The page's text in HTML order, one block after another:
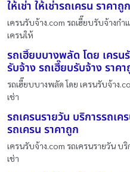
ให้เช่า ให้เช่ารถเครน ราคาถูก
เครนรับจ้าง.com รถเฮี๊ยบรับจ้างก
เครนให้
รถเฮี๊ยบบางพลัด โดย เครน
รับจ้าง รถเฮี๊ยบรับจ้าง ราค
รถเฮี๊ยบบางพลัด โดย เครนรับจ้าง
เช่า
รถเครนรายวัน บริการรถเค
รถเครน ราคาถูก
เครนรับจ้าง.com รถเครนรายวัน บ
เช่า